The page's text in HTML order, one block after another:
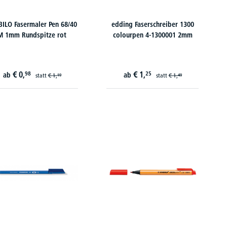
Fasermaler Pen 68/40
1mm Rundspitze rot
ab € 0,98 statt€ 1,19
edding Faserschreiber 1300
colourpen 4-1300001 2mm
ab € 1,25 statt€ 1,49